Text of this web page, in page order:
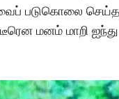
படுகொலை
மனம் மாறி